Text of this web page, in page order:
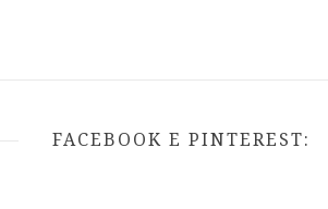
FACEBOOK E PINTEREST: